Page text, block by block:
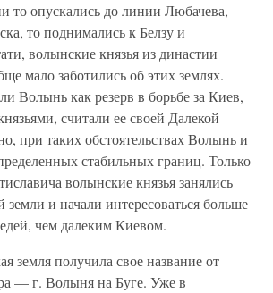
то опускались до линии Любачева,
то поднимались к Белзу и
волынские князья из династии
мало заботились об этих землях.
Волынь как резерв в борьбе за Киев,
считали ее своей Далекой
при таких обстоятельствах Волынь и
стабильных границ. Только
волынские князья занялись
земли и начали интересоваться больше
чем далеким Киевом.
земля получила свое название от
— г. Волыня на Буге. Уже в